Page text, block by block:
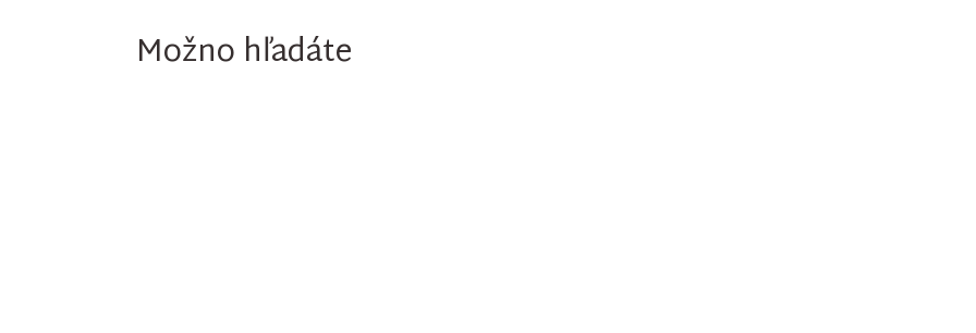
Možno hľadáte